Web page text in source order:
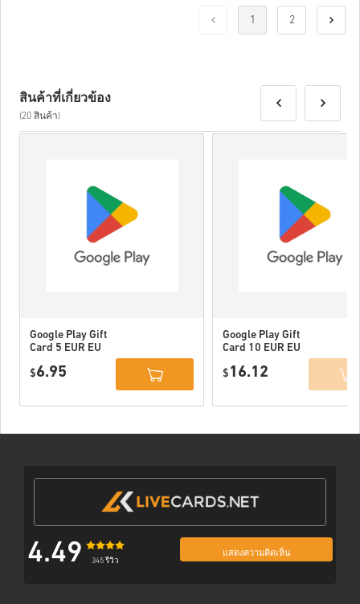
1 2
สินค้าที่เกี่ยวข้อง
(20 สินค้า)
Google Play Gift
Card 5 EUR EU
$6.95
Google Play Gift
Card 10 EUR EU
$ 16.12
4.49 345 รีวิว
แสดงความคิดเห็น